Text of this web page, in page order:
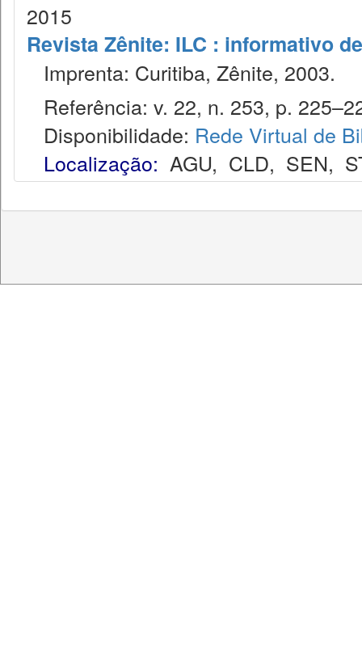
2015
Revista Zênite: ILC : informativo
Imprenta: Curitiba, Zênite, 2003.
Referência: v. 22, n. 253, p.
Disponibilidade: Rede Virtual de
Localização: AGU, CLD, SEN,